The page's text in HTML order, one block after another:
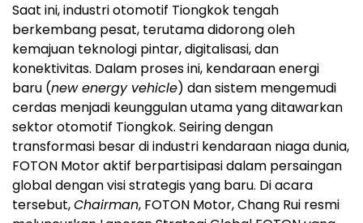
Saat ini, industri otomotif Tiongkok tengah
berkembang pesat, terutama didorong oleh
kemajuan teknologi pintar, digitalisasi, dan
konektivitas. Dalam proses ini, kendaraan energi
baru (new energy vehicle) dan sistem mengemudi
cerdas menjadi keunggulan utama yang ditawarkan
sektor otomotif Tiongkok. Seiring dengan
transformasi besar di industri kendaraan niaga dunia,
FOTON Motor aktif berpartisipasi dalam persaingan
global dengan visi strategis yang baru. Di acara
tersebut,Chairman, FOTON Motor,Chang Rui resmi